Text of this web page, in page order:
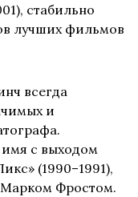
стабильно
лучших фильмов
всегда
и
имя с выходом
(1990–1991),
Марком Фростом.